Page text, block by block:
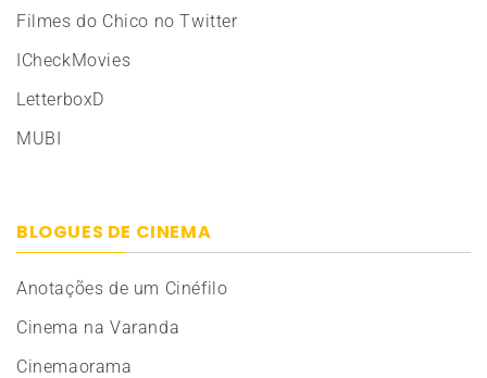
Filmes do Chico no Twitter
ICheckMovies
LetterboxD
MUBI
BLOGUES DE CINEMA
Anotações de um Cinéfilo
Cinema na Varanda
Cinemaorama